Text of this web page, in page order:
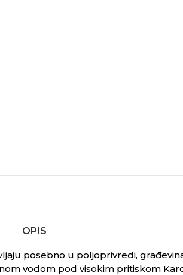
OPIS
posebno u poljoprivredi,
vodom pod visokim pritiskom